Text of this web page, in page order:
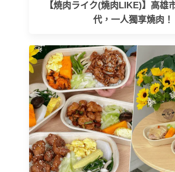
【焼肉ライク(燒肉LIKE)】高雄
代，一人獨享燒肉！